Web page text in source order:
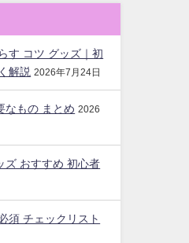
す コツ グッズ｜初
解説 2026年7月24日
なもの まとめ 2026
ズ おすすめ 初心者
須 チェックリスト